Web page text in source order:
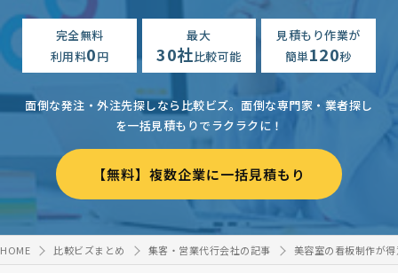
完全無料
利用料0円
最大
30社比較可能
見積もり作業が
簡単120秒
面倒な発注・外注先探しなら比較ビズ。 面倒な専門家・業者探し
を一括見積もりでラクラクに！
【無料】複数企業に一括見積もり
HOME 比較ビズまとめ 集客・営業代行会社の記事 美容室の看板制作が